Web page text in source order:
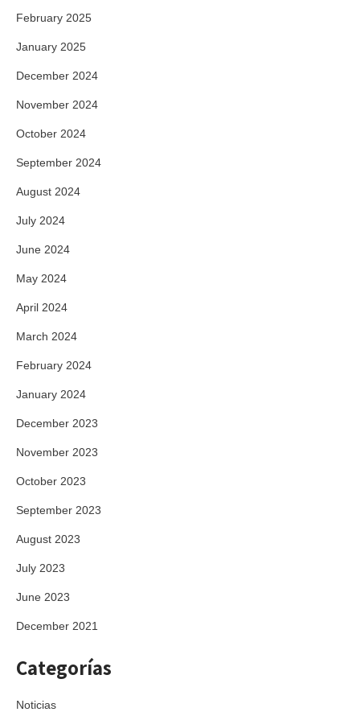
February 2025
January 2025
December 2024
November 2024
October 2024
September 2024
August 2024
July 2024
June 2024
May 2024
April 2024
March 2024
February 2024
January 2024
December 2023
November 2023
October 2023
September 2023
August 2023
July 2023
June 2023
December 2021
Categorías
Noticias